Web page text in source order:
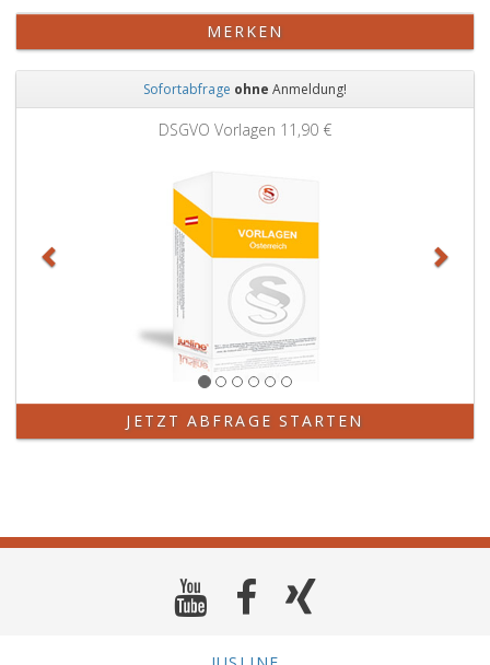
MERKEN
Sofortabfrage ohne Anmeldung!
DSGVO Vorlagen 11,90 €
JETZT ABFRAGE STARTEN